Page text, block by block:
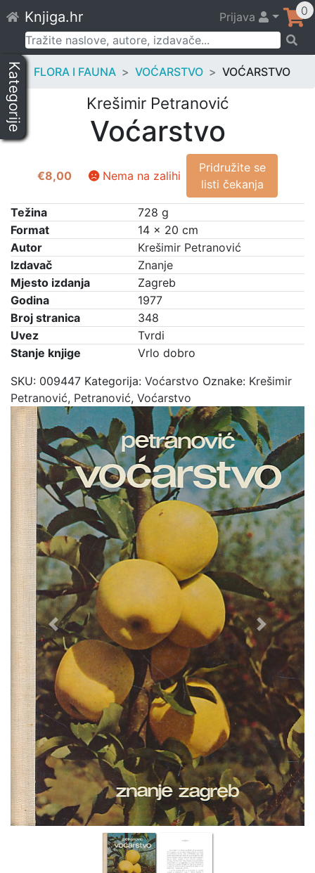
to
content
Knjiga.hr Prijava 0
Pretraži:
Kategorije FLORA I FAUNA VOĆARSTVO VOĆARSTVO
Krešimir Petranović
Voćarstvo
€8,00 Nema na zalihi
Pridružite se
listi čekanja
Težina
728 g
Format
14 × 20 cm
Autor
Krešimir Petranović
Izdavač
Znanje
Mjesto izdanja
Zagreb
Godina
1977
Broj stranica
348
Uvez
Tvrdi
Stanje knjige
Vrlo dobro
SKU: 009447 Kategorija: Voćarstvo Oznake: Krešimir
Petranović, Petranović, Voćarstvo
Previous Next